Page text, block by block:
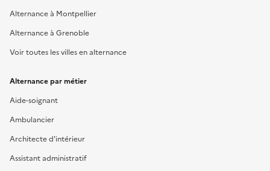
Alternance à Montpellier
Alternance à Grenoble
Voir toutes les villes en alternance
Alternance par métier
Aide-soignant
Ambulancier
Architecte d'intérieur
Assistant administratif